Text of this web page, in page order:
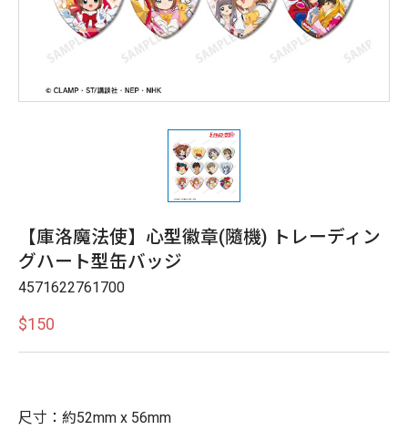
【庫洛魔法使】心型徽章(隨機) トレーディン
グハート型缶バッジ
4571622761700
$150
尺寸：約52mm x 56mm